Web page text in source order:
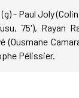
- Paul Joly
75'), Rayan
(Ousmane
Pélissier.